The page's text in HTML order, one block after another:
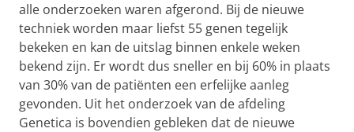
alle onderzoeken waren afgerond. Bij de nieuwe
techniek worden maar liefst 55 genen tegelijk
bekeken en kan de uitslag binnen enkele weken
bekend zijn. Er wordt dus sneller en bij 60% in plaats
van 30% van de patiënten een erfelijke aanleg
gevonden. Uit het onderzoek van de afdeling
Genetica is bovendien gebleken dat de nieuwe